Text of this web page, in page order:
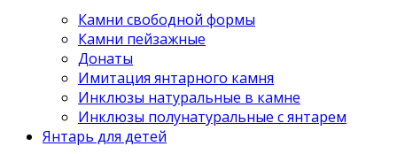
Камни свободной формы
Камни пейзажные
Донаты
Имитация янтарного камня
Инклюзы натуральные в камне
Инклюзы полунатуральные с янтарем
Янтарь для детей